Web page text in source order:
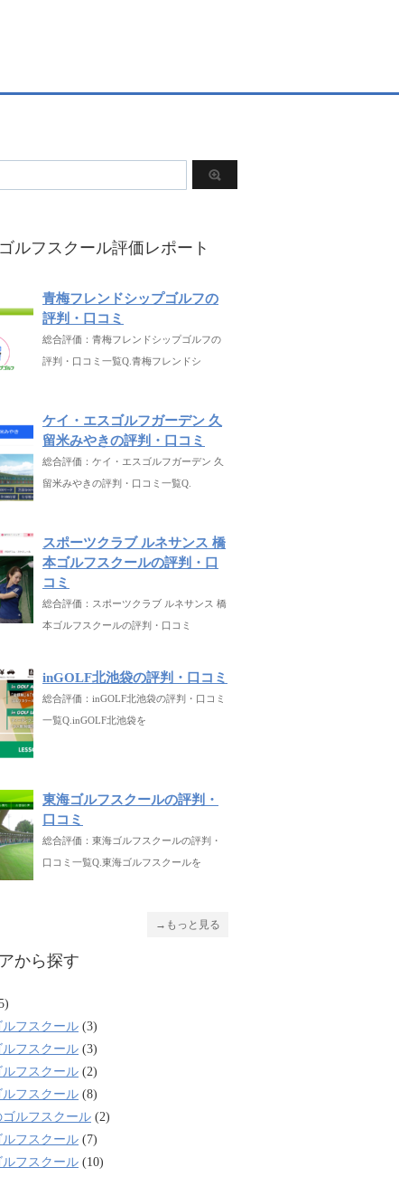
ルフスクール評価レポート
青梅フレンドシップゴルフの
評判・口コミ
総合評価：青梅フレンドシップゴルフの
評判・口コミ一覧Q.青梅フレンドシ
ケイ・エスゴルフガーデン 久
留米みやきの評判・口コミ
総合評価：ケイ・エスゴルフガーデン 久
留米みやきの評判・口コミ一覧Q.
スポーツクラブ ルネサンス 橋
本ゴルフスクールの評判・口
コミ
総合評価：スポーツクラブ ルネサンス 橋
本ゴルフスクールの評判・口コミ
inGOLF北池袋の評判・口コミ
総合評価：inGOLF北池袋の評判・口コミ
一覧Q.inGOLF北池袋を
東海ゴルフスクールの評判・
口コミ
総合評価：東海ゴルフスクールの評判・
口コミ一覧Q.東海ゴルフスクールを
→もっと見る
から探す
フスクール (3)
フスクール (3)
フスクール (2)
フスクール (8)
ルフスクール (2)
フスクール (7)
フスクール (10)